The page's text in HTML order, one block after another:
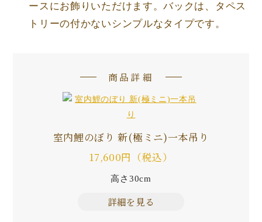
ースにお飾りいただけます。バックは、タペス
トリーの付かないシンプルなタイプです。
商品詳細
室内鯉のぼり 新(極ミニ)一本吊り
17,600円（税込）
高さ30cm
詳細を見る